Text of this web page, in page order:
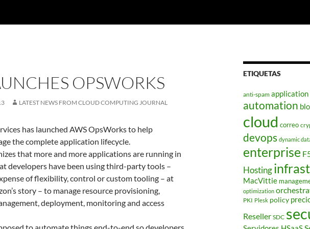
OPSWORKS
LATEST NEWS FROM CLOUD COMPUTING JOURNAL
has launched AWS OpsWorks to help
the complete application lifecycle.
that more and more applications are running in
developers have been using third-party tools –
of flexibility, control or custom tooling – at
story – to manage resource provisioning,
deployment, monitoring and access
ETIQUETAS
anti-spam
automation
cloud correo
devops dynamic
enterprise
Hosting
MacVittie
optimization
PKI Plesk policy
Reseller SDC